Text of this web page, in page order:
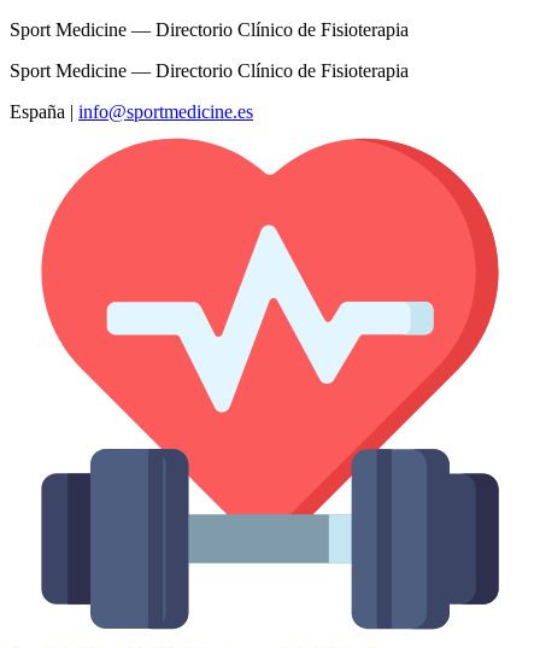
Sport Medicine — Directorio Clínico de Fisioterapia
Sport Medicine — Directorio Clínico de Fisioterapia
España | info@sportmedicine.es